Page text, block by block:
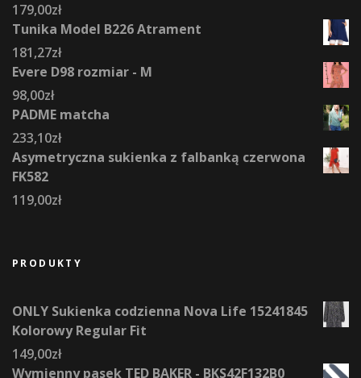
179,00zł
Tunika Model B226 Atrament
181,27zł
Evere D98 rozmiar - M
98,00zł
PADME matcha
233,10zł
Asymetryczna sukienka z falbanką czerwona
FK582
119,00zł
PRODUKTY
ONLY Sukienka codzienna Nova Life 15241845
Kolorowy Regular Fit
149,00zł
Wymienny pasek TED BAKER - BKS42F132B0